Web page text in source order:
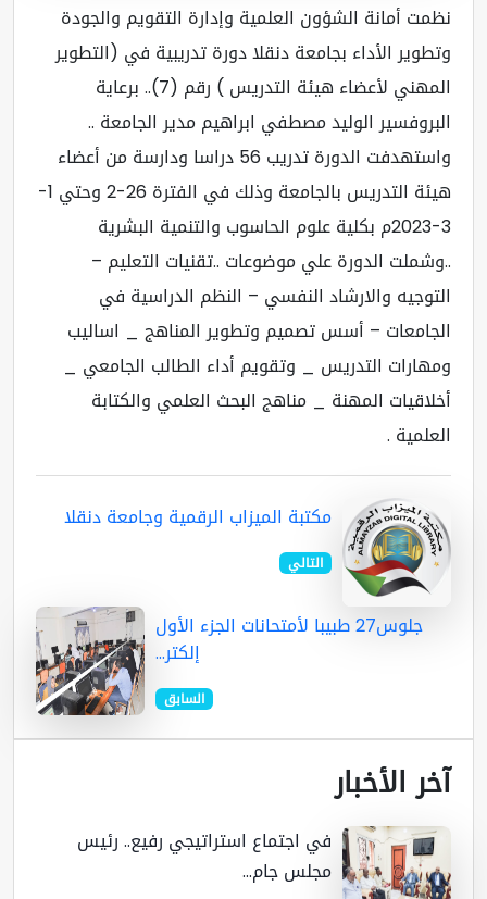
أمانة الشؤون العلمية وإدارة التقويم والجودة
الأداء بجامعة دنقلا دورة تدريبية في (التطوير
المهني لأعضاء هيئة التدريس ) رقم (7).. برعاية
الوليد مصطفي ابراهيم مدير الجامعة ..
واستهدفت الدورة تدريب 56 دراسا ودارسة من أعضاء
هيئة التدريس بالجامعة وذلك في الفترة 26-2 وحتي 1-
3-2023م بكلية علوم الحاسوب والتنمية البشرية
الدورة علي موضوعات ..تقنيات التعليم –
والارشاد النفسي – النظم الدراسية في
– أسس تصميم وتطوير المناهج _ اساليب
التدريس _ وتقويم أداء الطالب الجامعي _
المهنة _ مناهج البحث العلمي والكتابة
.
مكتبة الميزاب الرقمية وجامعة دنقلا
التالي
جلوس27 طبيبا لأمتحانات الجزء الأول
السابق
الأخبار
في اجتماع استراتيجي رفيع.. رئيس
مجلس جام...